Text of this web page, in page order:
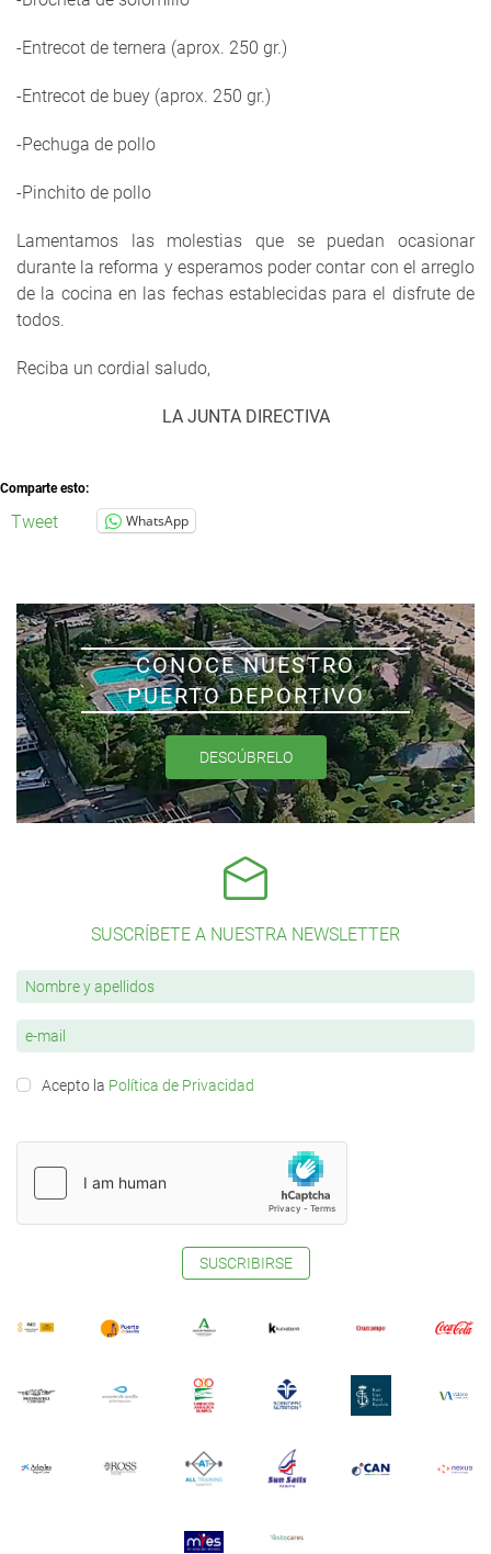
-Entrecot de ternera (aprox. 250 gr.)
-Entrecot de buey (aprox. 250 gr.)
-Pechuga de pollo
-Pinchito de pollo
Lamentamos las molestias que se puedan ocasionar
durante la reforma y esperamos poder contar con el arreglo
de la cocina en las fechas establecidas para el disfrute de
todos.
Reciba un cordial saludo,
LA JUNTA DIRECTIVA
Comparte esto:
Tweet WhatsApp
CONOCE NUESTRO
PUERTO DEPORTIVO
DESCÚBRELO
SUSCRÍBETE A NUESTRA NEWSLETTER
Acepto la Política de Privacidad
SUSCRIBIRSE